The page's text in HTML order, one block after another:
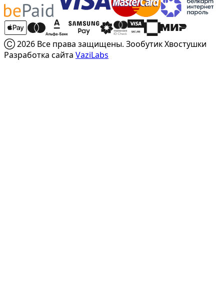
Ⓒ 2026 Все права защищены. Зообутик Хвостушки
Разработка сайта VaziLabs